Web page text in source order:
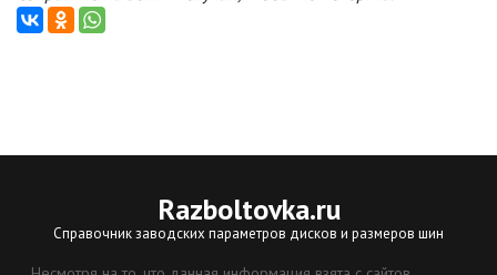
Razboltovka.ru
Справочник заводских параметров дисков и размеров шин